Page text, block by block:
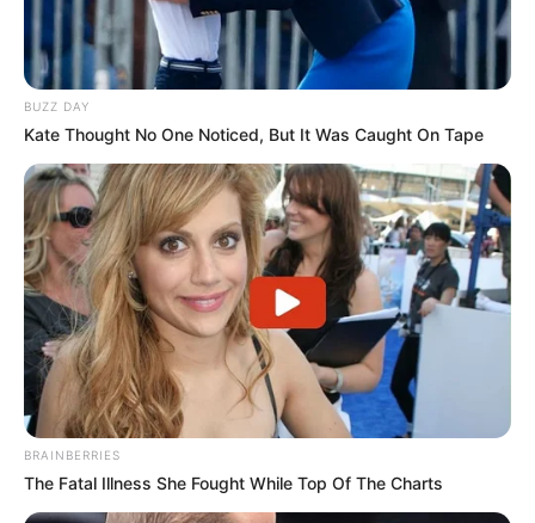
BUZZ DAY
Kate Thought No One Noticed, But It Was Caught On Tape
BRAINBERRIES
The Fatal Illness She Fought While Top Of The Charts